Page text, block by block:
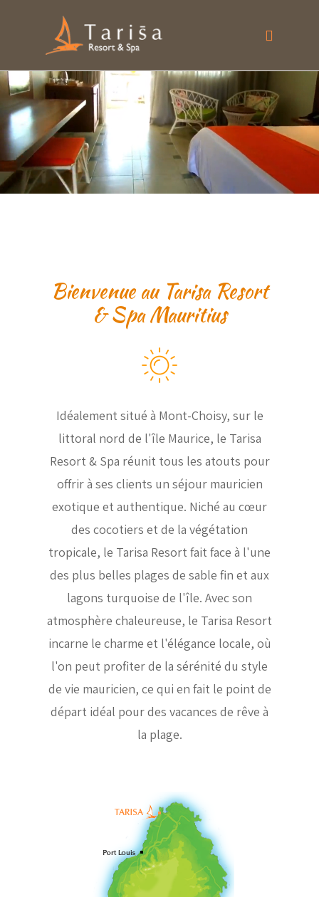
Bienvenue au Tarisa Resort
& Spa Mauritius
Idéalement situé à Mont-Choisy, sur le
littoral nord de l'île Maurice, le Tarisa
Resort & Spa réunit tous les atouts pour
offrir à ses clients un séjour mauricien
exotique et authentique. Niché au cœur
des cocotiers et de la végétation
tropicale, le Tarisa Resort fait face à l'une
des plus belles plages de sable fin et aux
lagons turquoise de l'île. Avec son
atmosphère chaleureuse, le Tarisa Resort
incarne le charme et l'élégance locale, où
l'on peut profiter de la sérénité du style
de vie mauricien, ce qui en fait le point de
départ idéal pour des vacances de rêve à
la plage.